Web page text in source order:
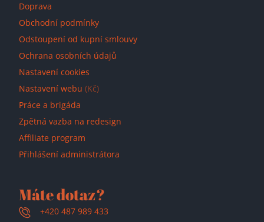
Doprava
Obchodní podmínky
Odstoupení od kupní smlouvy
Ochrana osobních údajů
Nastavení cookies
Nastavení webu (Kč)
Práce a brigáda
Zpětná vazba na redesign
Affiliate program
Přihlášení administrátora
Máte dotaz?
+420 487 989 433